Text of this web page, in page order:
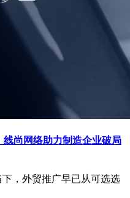
线尚网络助力制造企业破局
，外贸推广早已从可选选